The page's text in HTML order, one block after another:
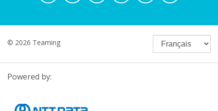
© 2026 Teaming
Powered by: